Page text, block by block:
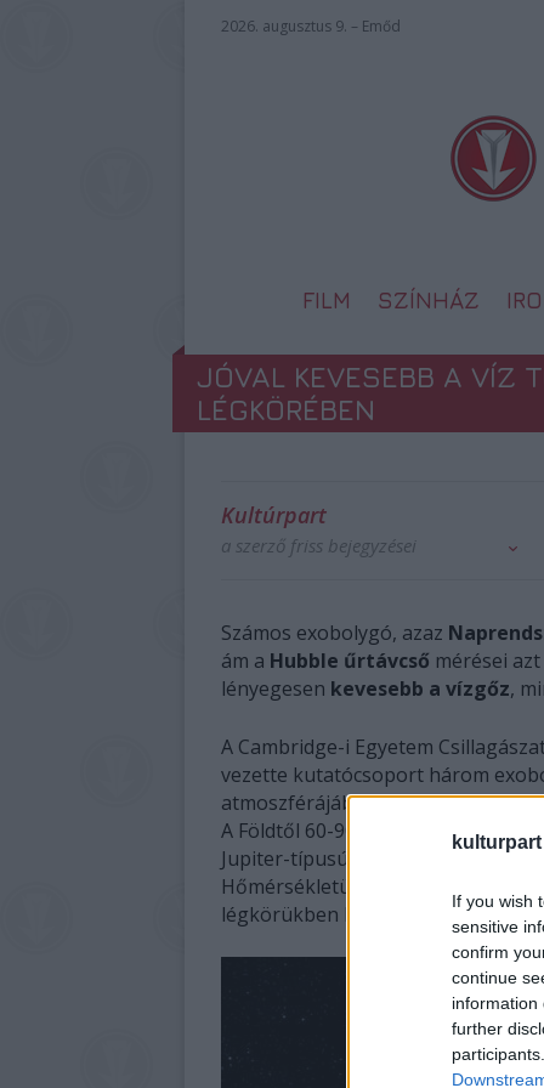
kulturpart
If you wish
sensitive
confirm
continue
information
further
2026. augusztus 9. – Emőd
FILM SZÍNHÁZ
JÓVAL KEVESEBB A VÍZ
LÉGKÖRÉBEN
Kultúrpart
a szerző friss bejegyzései
Számos exobolygó, azaz
ám a Hubble űrtávcső mérései
lényegesen kevesebb a vízgőz,
A Cambridge-i Egyetem
vezette kutatócsoport három
atmoszférájában vizsgálta a víz
A Földtől 60-900 fényév távolságra
Jupiter-típusú óriás gázbolygó, és
Hőmérsékletük 900 és 2200
légkörükben lévő vízgőzt.